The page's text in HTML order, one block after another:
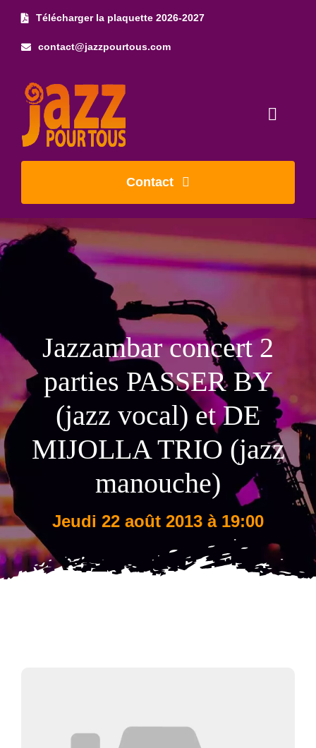
Skip
Télécharger la plaquette 2026-2027
contact@jazzpourtous.com
L’association
Les concerts
Tarifs
Contact
Jazzambar concert 2
parties PASSER BY
(jazz vocal) et DE
MIJOLLA TRIO (jazz
manouche)
jeudi 22 août 2013 à 19:00